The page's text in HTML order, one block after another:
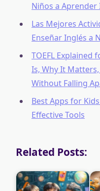
Niños a Aprender
Las Mejores
Enseñar Inglés a
TOEFL Explained
Is, Why It
Without Falling
Best Apps for
Effective Tools
Related Posts: